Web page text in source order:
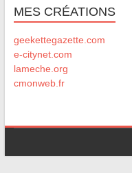
MES CRÉATIONS
geekettegazette.com
e-citynet.com
lameche.org
cmonweb.fr